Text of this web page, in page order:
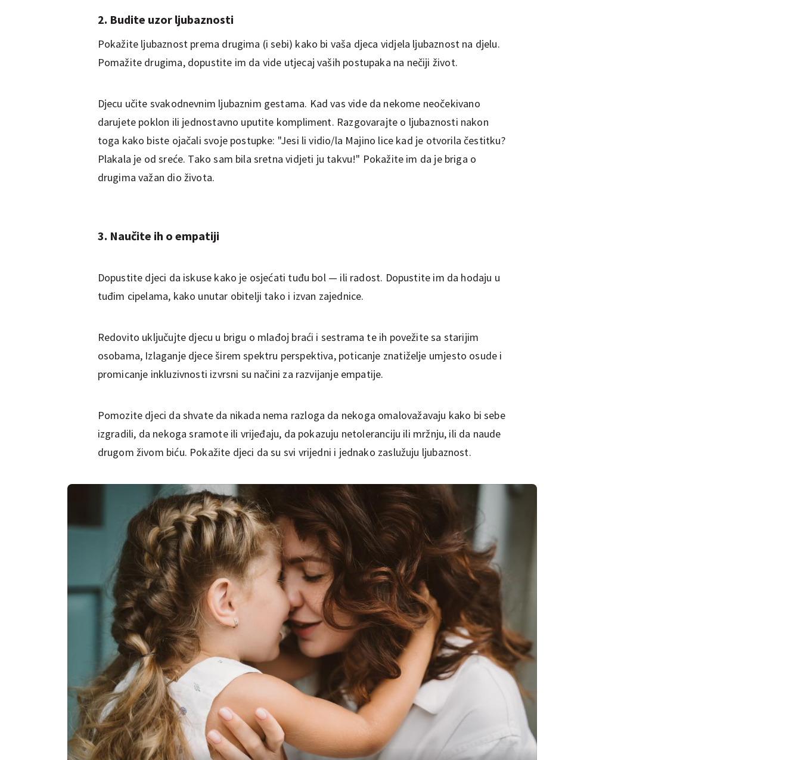
2. Budite uzor ljubaznosti
Pokažite ljubaznost prema drugima (i sebi) kako bi vaša djeca vidjela ljubaznost na djelu.
Pomažite drugima, dopustite im da vide utjecaj vaših postupaka na nečiji život.
Djecu učite svakodnevnim ljubaznim gestama. Kad vas vide da nekome neočekivano
darujete poklon ili jednostavno uputite kompliment. Razgovarajte o ljubaznosti nakon
toga kako biste ojačali svoje postupke: "Jesi li vidio/la Majino lice kad je otvorila čestitku?
Plakala je od sreće. Tako sam bila sretna vidjeti ju takvu!" Pokažite im da je briga o
drugima važan dio života.
3. Naučite ih o empatiji
Dopustite djeci da iskuse kako je osjećati tuđu bol — ili radost. Dopustite im da hodaju u
tuđim cipelama, kako unutar obitelji tako i izvan zajednice.
Redovito uključujte djecu u brigu o mlađoj braći i sestrama te ih povežite sa starijim
osobama, Izlaganje djece širem spektru perspektiva, poticanje znatiželje umjesto osude i
promicanje inkluzivnosti izvrsni su načini za razvijanje empatije.
Pomozite djeci da shvate da nikada nema razloga da nekoga omalovažavaju kako bi sebe
izgradili, da nekoga sramote ili vrijeđaju, da pokazuju netoleranciju ili mržnju, ili da naude
drugom živom biću. Pokažite djeci da su svi vrijedni i jednako zaslužuju ljubaznost.